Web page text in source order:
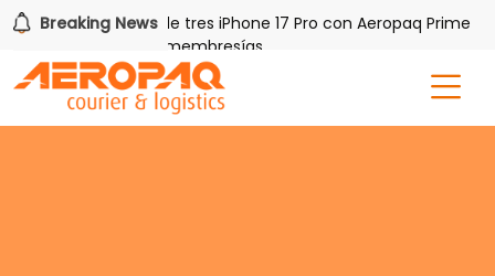
Breaking News
Gana uno de tres iPhone 17 Pro con Aeropaq Prime
meses nuevas membresías